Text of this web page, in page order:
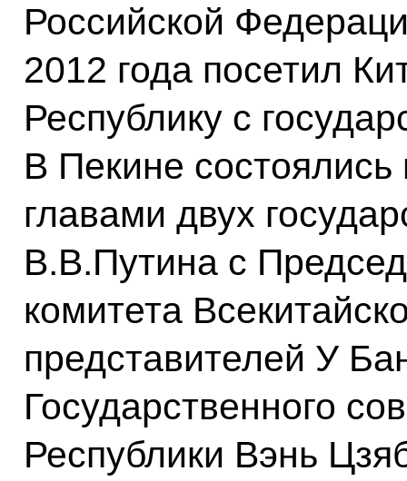
Российской
2012 года посетил
Республику с
В Пекине
главами двух
В.В.Путина с
комитета
представителей У
Государственного
Республики Вэнь